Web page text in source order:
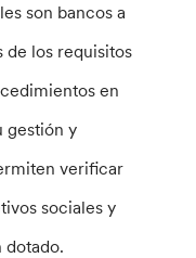
son bancos a
de los requisitos
en
gestión y
verificar
sociales y
dotado.